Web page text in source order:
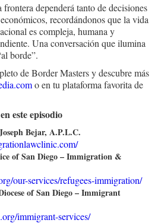
dependerá tanto de decisiones
recordándonos que la vida
es compleja, humana y
Una conversación que ilumina
borde”.
de Border Masters y descubre más
o en tu plataforma favorita de
este episodio
Bejar, A.P.L.C.
of San Diego – Immigration &
our-services/refugees-immigration/
of San Diego – Immigrant
immigrant-services/